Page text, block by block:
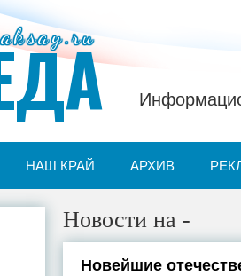
НАШ КРАЙ АРХИВ
Новости на -
Новейшие